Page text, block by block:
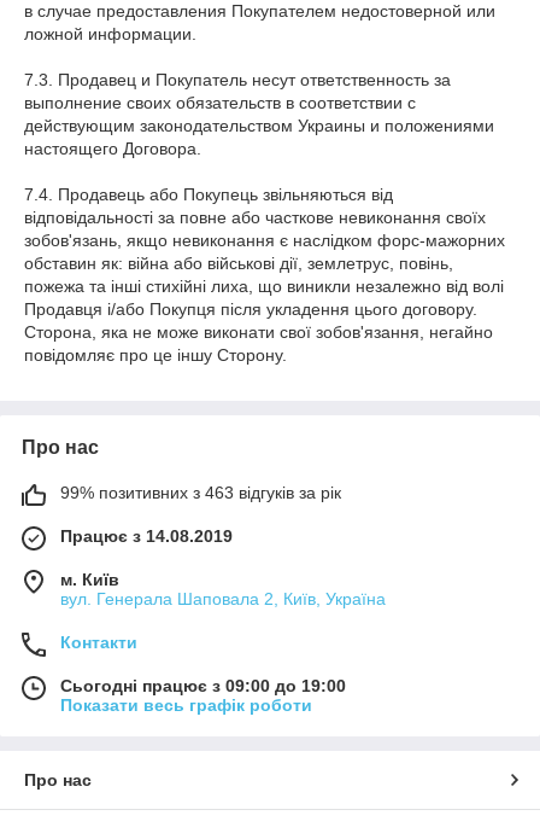
в случае предоставления Покупателем недостоверной или
ложной информации.
7.3. Продавец и Покупатель несут ответственность за
выполнение своих обязательств в соответствии с
действующим законодательством Украины и положениями
настоящего Договора.
7.4. Продавець або Покупець звільняються від
відповідальності за повне або часткове невиконання своїх
зобов'язань, якщо невиконання є наслідком форс-мажорних
обставин як: війна або військові дії, землетрус, повінь,
пожежа та інші стихійні лиха, що виникли незалежно від волі
Продавця і/або Покупця після укладення цього договору.
Сторона, яка не може виконати свої зобов'язання, негайно
повідомляє про це іншу Сторону.
Про нас
99% позитивних з 463 відгуків за рік
Працює з 14.08.2019
м. Київ
вул. Генерала Шаповала 2, Київ, Україна
Контакти
Сьогодні працює з 09:00 до 19:00
Показати весь графік роботи
Про нас